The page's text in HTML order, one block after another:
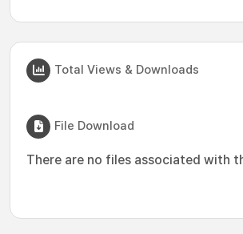
Total Views & Downloads
File Download
There are no files associated with